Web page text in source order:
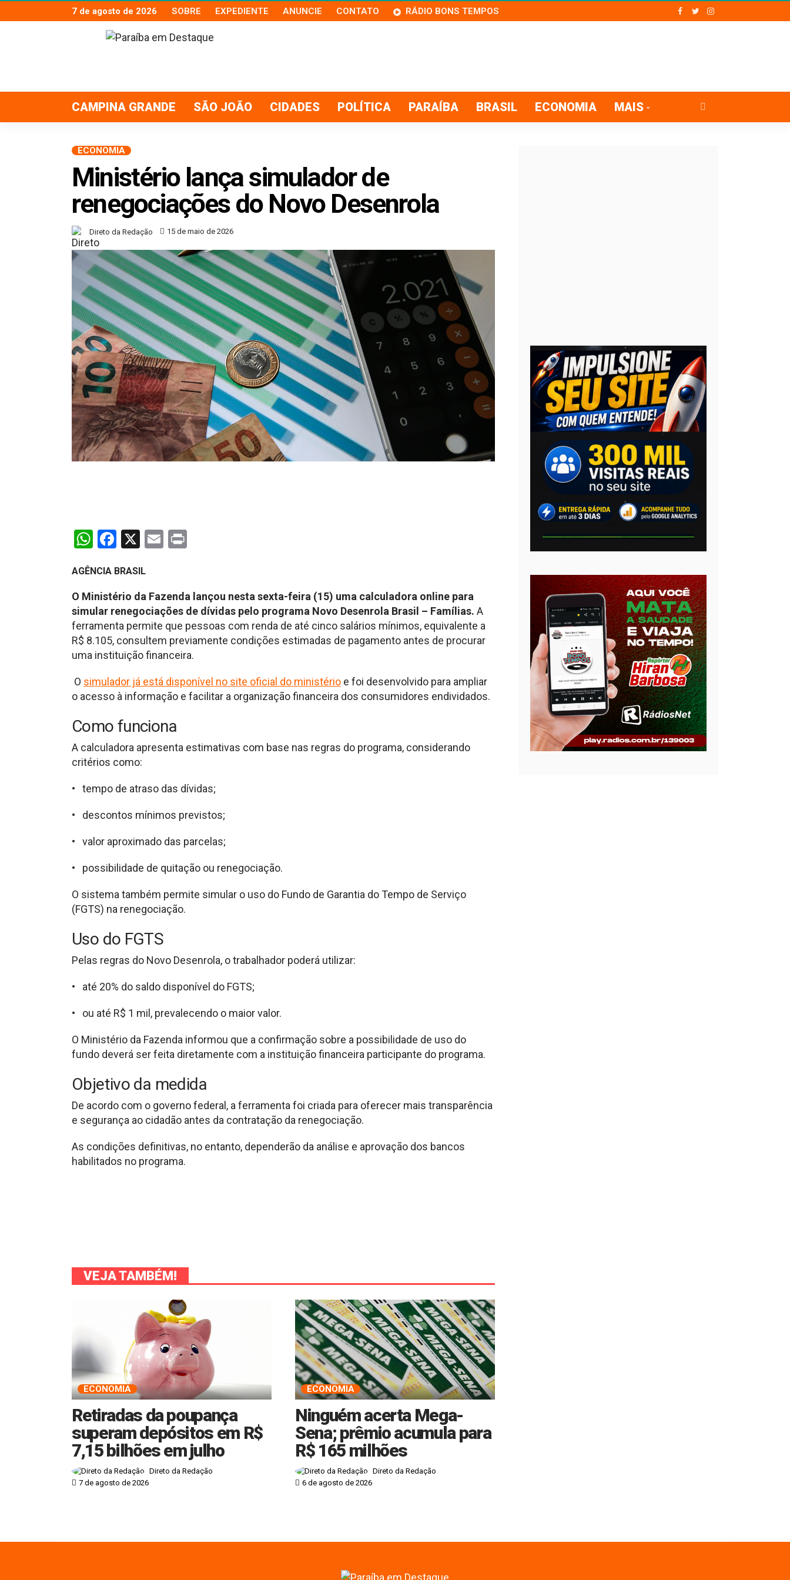
7 de agosto de 2026 SOBRE EXPEDIENTE ANUNCIE CONTATO RÁDIO BONS TEMPOS
CAMPINA GRANDE SÃO JOÃO CIDADES POLÍTICA PARAÍBA BRASIL ECONOMIA MAIS
ECONOMIA
Ministério lança simulador de
renegociações do Novo Desenrola
Direto da Redação 15 de maio de 2026
WhatsApp
Facebook
X Email
AGÊNCIA BRASIL
O Ministério da Fazenda lançou nesta sexta-feira (15) uma calculadora online para
simular renegociações de dívidas pelo programa Novo Desenrola Brasil – Famílias. A
ferramenta permite que pessoas com renda de até cinco salários mínimos, equivalente a
R$ 8.105, consultem previamente condições estimadas de pagamento antes de procurar
uma instituição financeira.
O simulador já está disponível no site oficial do ministério e foi desenvolvido para ampliar
o acesso à informação e facilitar a organização financeira dos consumidores endividados.
Como funciona
A calculadora apresenta estimativas com base nas regras do programa, considerando
critérios como:
• tempo de atraso das dívidas;
• descontos mínimos previstos;
• valor aproximado das parcelas;
• possibilidade de quitação ou renegociação.
O sistema também permite simular o uso do Fundo de Garantia do Tempo de Serviço
(FGTS) na renegociação.
Uso do FGTS
Pelas regras do Novo Desenrola, o trabalhador poderá utilizar:
• até 20% do saldo disponível do FGTS;
• ou até R$ 1 mil, prevalecendo o maior valor.
O Ministério da Fazenda informou que a confirmação sobre a possibilidade de uso do
fundo deverá ser feita diretamente com a instituição financeira participante do programa.
Objetivo da medida
De acordo com o governo federal, a ferramenta foi criada para oferecer mais transparência
e segurança ao cidadão antes da contratação da renegociação.
As condições definitivas, no entanto, dependerão da análise e aprovação dos bancos
habilitados no programa.
VEJA TAMBÉM!
ECONOMIA
Retiradas da poupança
superam depósitos em R$
7,15 bilhões em julho
Direto da Redação
7 de agosto de 2026
ECONOMIA
Ninguém acerta Mega-
Sena; prêmio acumula para
R$ 165 milhões
Direto da Redação
6 de agosto de 2026